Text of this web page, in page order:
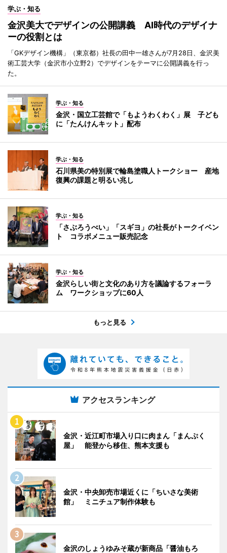
学ぶ・知る
金沢美大でデザインの公開講義 AI時代のデザイナ
ーの役割とは
「GKデザイン機構」（東京都）社長の田中一雄さんが7月28日、金沢美
術工芸大学（金沢市小立野2）でデザインをテーマに公開講義を行っ
た。
学ぶ・知る
金沢・国立工芸館で「もようわくわく」展 子ども
に「たんけんキット」配布
学ぶ・知る
石川県美の特別展で輪島塗職人トークショー 産地
復興の課題と明るい兆し
学ぶ・知る
「さぶろうべい」「スギヨ」の社長がトークイベン
ト コラボメニュー販売記念
学ぶ・知る
金沢らしい街と文化のあり方を議論するフォーラ
ム ワークショップに60人
もっと見る
アクセスランキング
金沢・近江町市場入り口に肉まん「まんぷく
屋」 能登から移住、熊本支援も
金沢・中央卸売市場近くに「ちいさな美術
館」 ミニチュア制作体験も
金沢のしょうゆみそ蔵が新商品「醤油もろ